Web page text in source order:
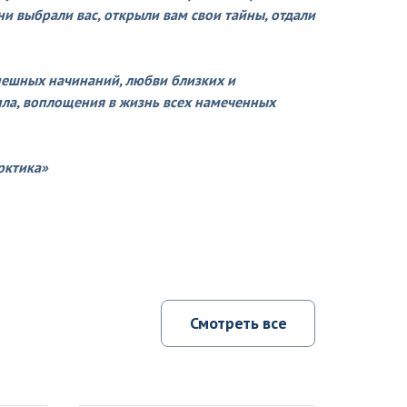
выбрали вас, открыли вам свои тайны, отдали
начинаний, любви близких и
воплощения в жизнь всех намеченных
Смотреть все